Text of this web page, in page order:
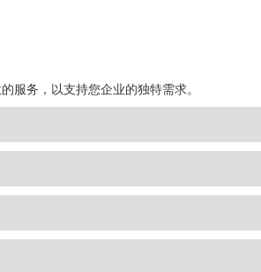
服务，以支持您企业的独特需求。